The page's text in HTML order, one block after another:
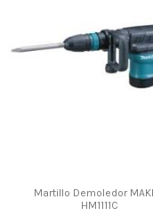
Martillo Demoledor
HM1111C